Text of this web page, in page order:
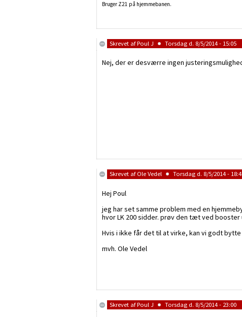
Bruger Z21 på hjemmebanen.
Skrevet afPoul J Torsdag d. 8/5/2014 - 15:05
Nej, der er desværre ingen
Skrevet af Ole Vedel Torsdag d. 8/5/2014 -
Hej Poul
jeg har set samme problem med en
hvor LK 200 sidder. prøv den tæt ved booster
Hvis i ikke får det til at virke, kan vi godt bytte
mvh. Ole Vedel
Skrevet afPoul J Torsdag d. 8/5/2014 - 23:00